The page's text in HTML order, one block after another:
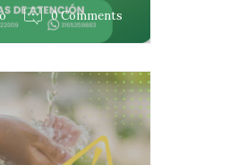
0 Comments